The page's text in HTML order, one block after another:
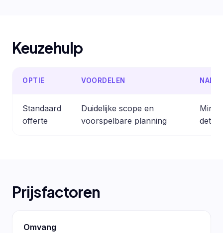
Keuzehulp
OPTIE VOORDELEN
Standaard
offerte
Duidelijke scope en
voorspelbare planning
Prijsfactoren
Omvang